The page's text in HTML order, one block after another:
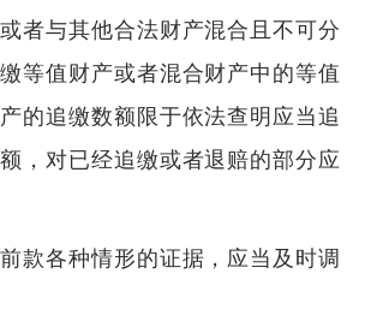
者与其他合法财产混合且不可分
等值财产或者混合财产中的等值
的追缴数额限于依法查明应当追
，对已经追缴或者退赔的部分应
各种情形的证据，应当及时调